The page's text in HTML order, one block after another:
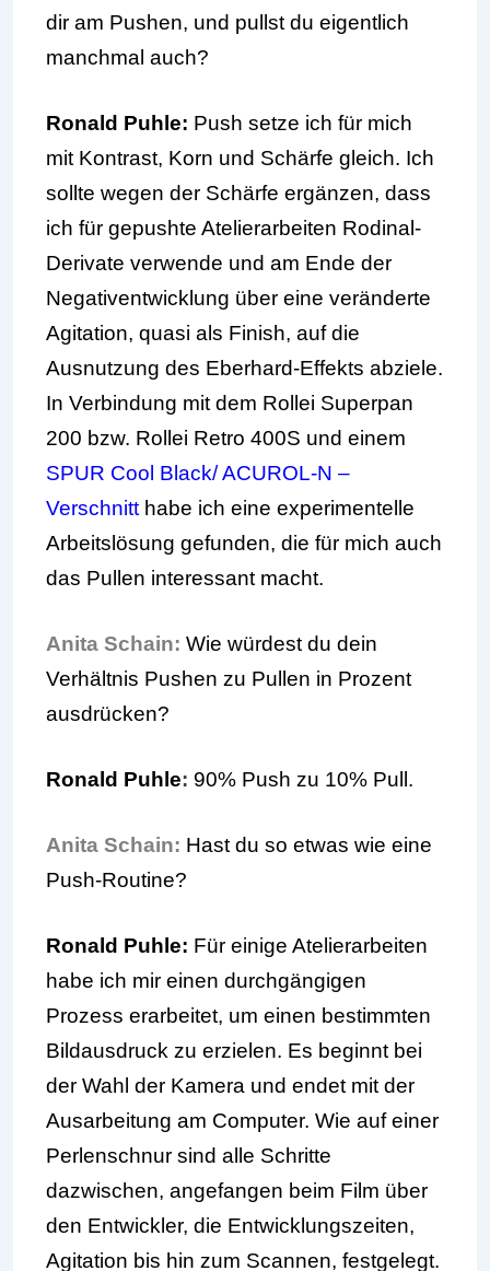
dir am Pushen, und pullst du eigentlich
manchmal auch?
Ronald Puhle: Push setze ich für mich
mit Kontrast, Korn und Schärfe gleich. Ich
sollte wegen der Schärfe ergänzen, dass
ich für gepushte Atelierarbeiten Rodinal-
Derivate verwende und am Ende der
Negativentwicklung über eine veränderte
Agitation, quasi als Finish, auf die
Ausnutzung des Eberhard-Effekts abziele.
In Verbindung mit dem Rollei Superpan
200 bzw. Rollei Retro 400S und einem
SPUR Cool Black/ ACUROL-N –
Verschnitt habe ich eine experimentelle
Arbeitslösung gefunden, die für mich auch
das Pullen interessant macht.
Anita Schain: Wie würdest du dein
Verhältnis Pushen zu Pullen in Prozent
ausdrücken?
Ronald Puhle: 90% Push zu 10% Pull.
Anita Schain: Hast du so etwas wie eine
Push-Routine?
Ronald Puhle: Für einige Atelierarbeiten
habe ich mir einen durchgängigen
Prozess erarbeitet, um einen bestimmten
Bildausdruck zu erzielen. Es beginnt bei
der Wahl der Kamera und endet mit der
Ausarbeitung am Computer. Wie auf einer
Perlenschnur sind alle Schritte
dazwischen, angefangen beim Film über
den Entwickler, die Entwicklungszeiten,
Agitation bis hin zum Scannen, festgelegt.